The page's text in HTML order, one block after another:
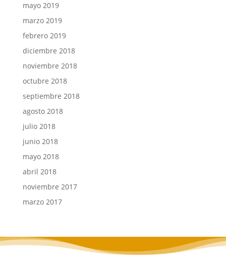
mayo 2019
marzo 2019
febrero 2019
diciembre 2018
noviembre 2018
octubre 2018
septiembre 2018
agosto 2018
julio 2018
junio 2018
mayo 2018
abril 2018
noviembre 2017
marzo 2017